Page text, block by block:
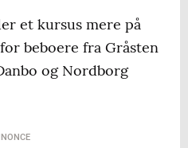
et kursus mere på
beboere fra Gråsten
og Nordborg